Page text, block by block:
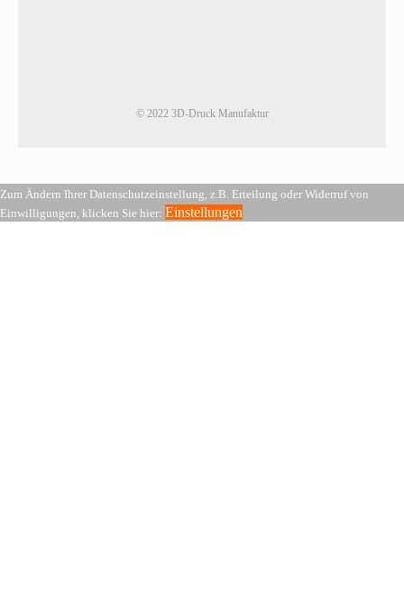
© 2022 3D-Druck Manufaktur
Zum Ändern Ihrer Datenschutzeinstellung, z.B. Erteilung oder Widerruf von
Einwilligungen, klicken Sie hier: Einstellungen